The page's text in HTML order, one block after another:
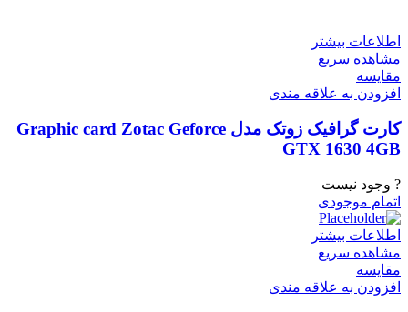
اطلاعات بیشتر
مشاهده سریع
مقایسه
افزودن به علاقه مندی
کارت گرافیک زوتک مدل Graphic card Zotac Geforce
GTX 1630 4GB
? وجود نیست
اتمام موجودی
اطلاعات بیشتر
مشاهده سریع
مقایسه
افزودن به علاقه مندی